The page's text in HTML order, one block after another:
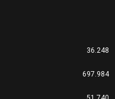
36.248
697.984